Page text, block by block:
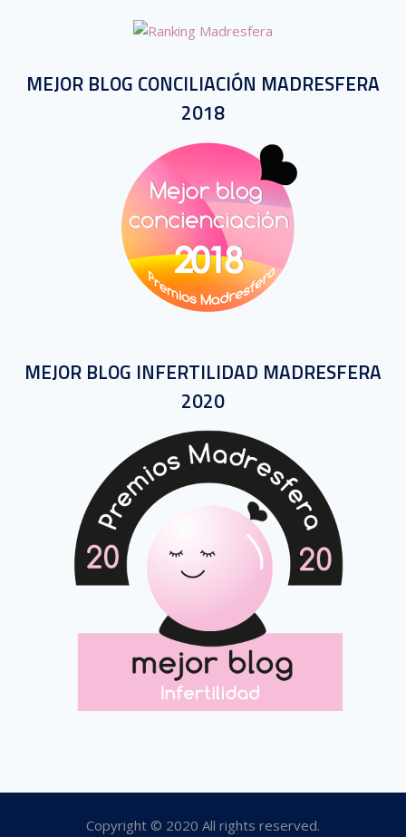
MEJOR BLOG CONCILIACIÓN MADRESFERA
2018
MEJOR BLOG INFERTILIDAD MADRESFERA
2020
Copyright © 2020 All rights reserved.